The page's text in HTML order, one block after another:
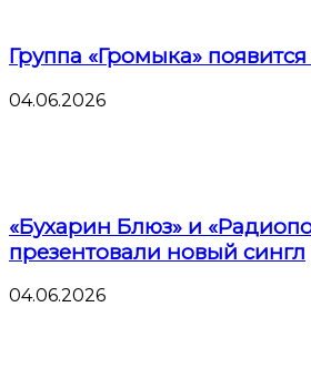
Группа «Громыка»
04.06.2026
«Бухарин Блюз» и
презентовали новый сингл
04.06.2026